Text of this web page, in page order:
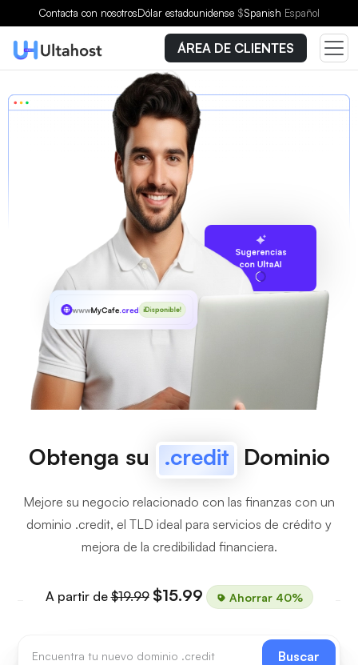
Contacta con nosotrosDólar estadounidense $Spanish Español
ÁREA DE CLIENTES
Sugerencias
con UltaAI
wwwMyCafe.credit¡Disponible!
Obtenga su .credit Dominio
Mejore su negocio relacionado con las finanzas con un
dominio .credit, el TLD ideal para servicios de crédito y
mejora de la credibilidad financiera.
A partir de$19.99 $15.99 Ahorrar 40%
Buscar